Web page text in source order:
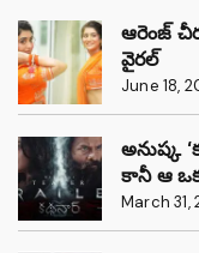
ఆరెంజ్
వైరల్
June 18,
అనుష్క
కానీ ఆ
March 31,